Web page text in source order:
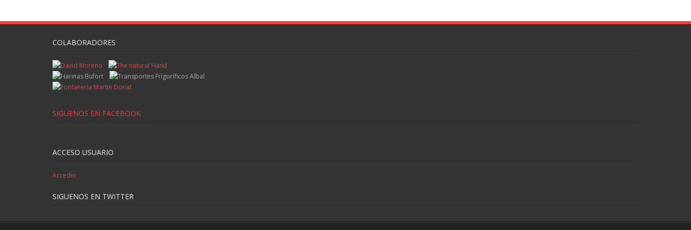
COLABORADORES
SIGUENOS EN FACEBOOK
ACCESO USUARIO
Acceder
SIGUENOS EN TWITTER